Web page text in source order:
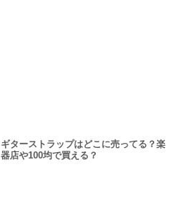
ギターストラップはどこに売ってる？楽
器店や100均で買える？